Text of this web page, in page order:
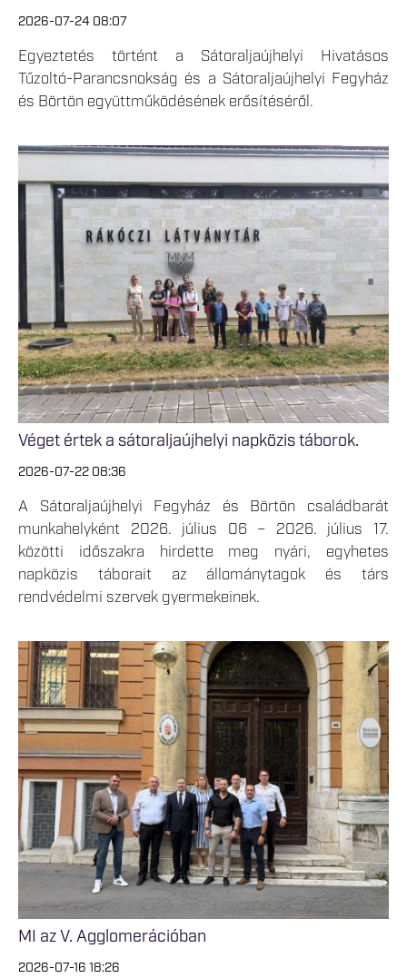
2026-07-24 08:07
Egyeztetés történt a Sátoraljaújhelyi Hivatásos
Tűzoltó-Parancsnokság és a Sátoraljaújhelyi Fegyház
és Börtön együttműködésének erősítéséről.
Véget értek a sátoraljaújhelyi napközis táborok.
2026-07-22 08:36
A Sátoraljaújhelyi Fegyház és Börtön családbarát
munkahelyként 2026. július 06 – 2026. július 17.
közötti időszakra hirdette meg nyári, egyhetes
napközis táborait az állománytagok és társ
rendvédelmi szervek gyermekeinek.
MI az V. Agglomerációban
2026-07-16 18:26